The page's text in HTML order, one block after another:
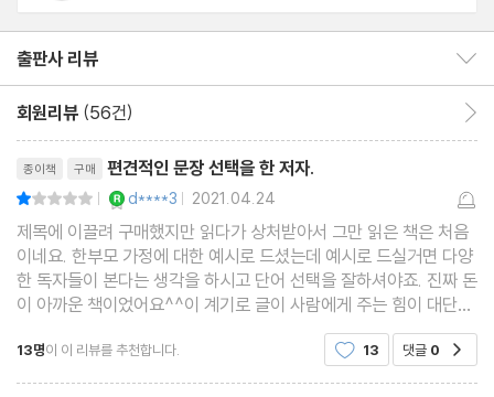
않는 이유
10 목표를 세울 때는 의지력으로 유혹에 맞서지 말라
11 우리가 집착을 버리기 어려운 이유
13 당신에게 부족한 것은 능력이 아니라 자기긍정이다
14 인터넷상의 교류는 ‘설탕 대용품’과 같을 뿐이다
15 도전을 두려워하지 않으려면 먼저 저주를 풀어야 한다
16 완벽함보다 실행이 낫다
17 ‘대충대충’ 살수록 ‘염세주의’에 빠지기 쉽다
18 우리가 나쁜 습관을 고치지 못하는 이유
출판사 리뷰
회원리뷰 (56건)
종이책 구매 편견적인 문장 선택을 한 저자.
| d****3 | 2021.04.24
제목에 이끌려 구매했지만 읽다가 상처받아서 그만 읽은 책은 처음
이네요. 한부모 가정에 대한 예시로 드셨는데 예시로 드실거면 다양
한 독자들이 본다는 생각을 하시고 단어 선택을 잘하셔야죠. 진짜 돈
이 아까운 책이었어요^^이 계기로 글이 사람에게 주는 힘이 대단한
걸 알게 되었어요. 어떻게 보면 감사하다고 해야되나..? 그래도 솔직
리뷰인 만큼 솔직하게 쓰네요. 누군가는 베스트
13명이 이 리뷰를 추천합니다. 13 댓글 0